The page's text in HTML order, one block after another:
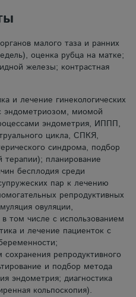
органов малого таза и ранних
оценка рубца на матке;
железы; контрастная
и лечение гинекологических
эндометриозом, миомой
эндометрия, ИППП,
цикла, СПКЯ,
синдрома, подбор
терапии); планирование
бесплодия среди
пар к лечению
репродуктивных
овуляции,
том числе с использованием
и лечение пациенток с
сохранения репродуктивного
и подбор метода
эндометрия; диагностика
кольпоскопия).